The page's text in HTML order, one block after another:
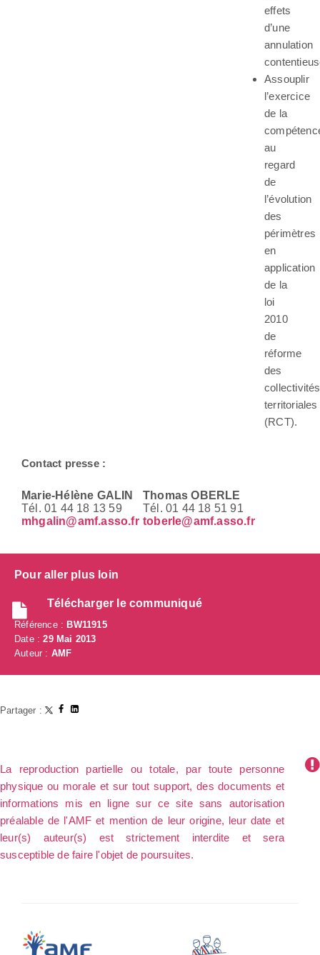
effets
d’une
annulation
Assouplir
l’exercice
de la
au
regard
de
l’évolution
des
périmètres
en
application
de la
loi
2010
de
réforme
des
collectivités
territoriales
(RCT).
Contact presse :
Marie-Hélène GALIN
Tél. 01 44 18 13 59
mhgalin@amf.asso.fr
Thomas OBERLE
Tél. 01 44 18 51 91
toberle@amf.asso.fr
Pour aller plus loin
Télécharger le communiqué
Référence :BW11915
Date :29 Mai 2013
Auteur : AMF
Partager :
La reproduction partielle ou totale, par toute personne
physique ou morale et sur tout support, des documents et
informations mis en ligne sur ce site sans autorisation
préalable de l'AMF et mention de leur origine, leur date et
leur(s) auteur(s) est strictement interdite et sera
susceptible de faire l'objet de poursuites.